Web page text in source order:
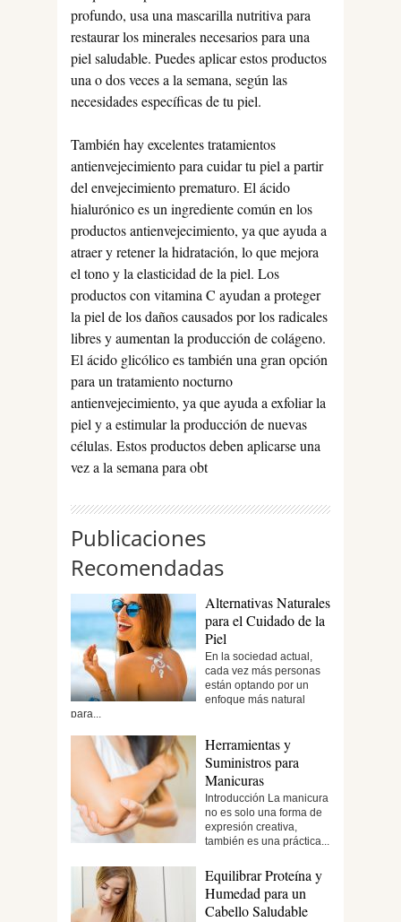
profundo, usa una mascarilla nutritiva para
restaurar los minerales necesarios para una
piel saludable. Puedes aplicar estos productos
una o dos veces a la semana, según las
necesidades específicas de tu piel.
También hay excelentes tratamientos
antienvejecimiento para cuidar tu piel a partir
del envejecimiento prematuro. El ácido
hialurónico es un ingrediente común en los
productos antienvejecimiento, ya que ayuda a
atraer y retener la hidratación, lo que mejora
el tono y la elasticidad de la piel. Los
productos con vitamina C ayudan a proteger
la piel de los daños causados por los radicales
libres y aumentan la producción de colágeno.
El ácido glicólico es también una gran opción
para un tratamiento nocturno
antienvejecimiento, ya que ayuda a exfoliar la
piel y a estimular la producción de nuevas
células. Estos productos deben aplicarse una
vez a la semana para obt
Publicaciones
Recomendadas
Alternativas Naturales
para el Cuidado de la
Piel
En la sociedad actual,
cada vez más personas
están optando por un
enfoque más natural
para...
Herramientas y
Suministros para
Manicuras
Introducción La manicura
no es solo una forma de
expresión creativa,
también es una práctica...
Equilibrar Proteína y
Humedad para un
Cabello Saludable